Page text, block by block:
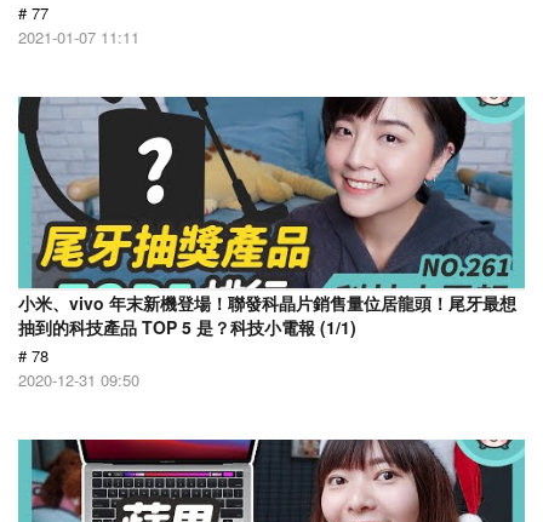
# 77
2021-01-07 11:11
小米、vivo 年末新機登場！聯發科晶片銷售量位居龍頭！尾牙最想
抽到的科技產品 TOP 5 是？科技小電報 (1/1)
# 78
2020-12-31 09:50